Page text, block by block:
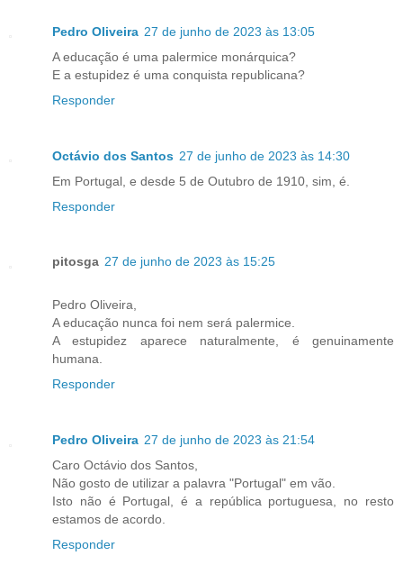
Pedro Oliveira 27 de junho de 2023 às 13:05
A educação é uma palermice monárquica?
E a estupidez é uma conquista republicana?
Responder
Octávio dos Santos 27 de junho de 2023 às 14:30
Em Portugal, e desde 5 de Outubro de 1910, sim, é.
Responder
pitosga 27 de junho de 2023 às 15:25
Pedro Oliveira,
A educação nunca foi nem será palermice.
A estupidez aparece naturalmente, é genuinamente
humana.
Responder
Pedro Oliveira 27 de junho de 2023 às 21:54
Caro Octávio dos Santos,
Não gosto de utilizar a palavra "Portugal" em vão.
Isto não é Portugal, é a república portuguesa, no resto
estamos de acordo.
Responder